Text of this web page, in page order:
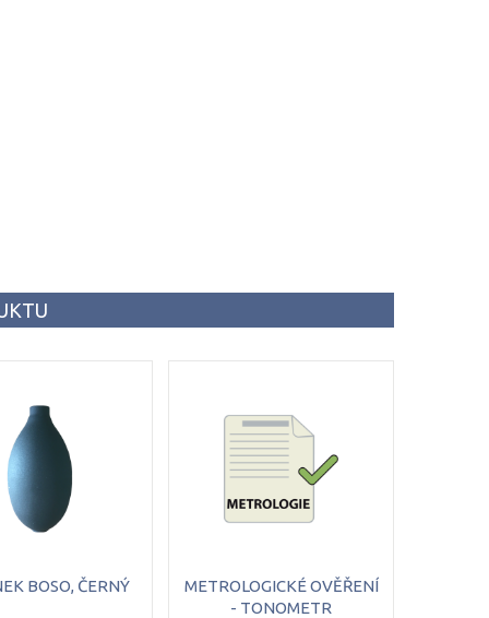
BOSO, ČERNÝ
METROLOGICKÉ OVĚŘENÍ
- TONOMETR